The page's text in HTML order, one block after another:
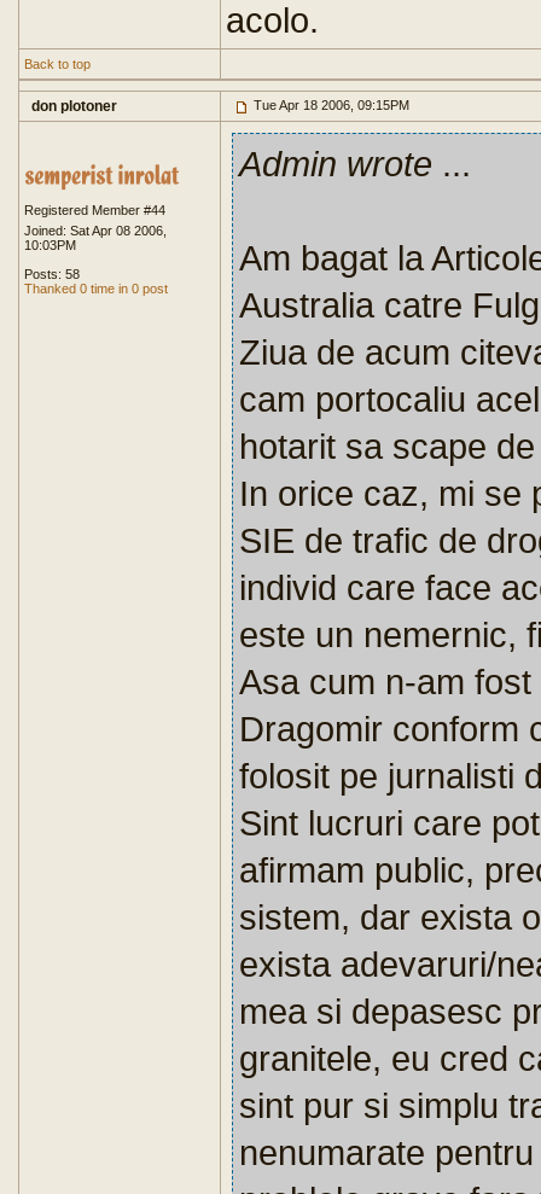
acolo.
Back to top
don plotoner Tue Apr 18 2006, 09:15PM
Registered Member #44
Joined: Sat Apr 08 2006,
10:03PM
Posts: 58
Thanked 0 time in 0 post
Admin wrote ...
Am bagat la
Australia catre
Ziua de acum
cam portocaliu
hotarit sa scape
In orice caz, mi se
SIE de trafic de
individ care face
este un nemernic,
Asa cum n-am
Dragomir conform
folosit pe jurnalisti
Sint lucruri care
afirmam public,
sistem, dar exista
exista adevaruri/
mea si depasesc
granitele, eu cred
sint pur si simplu
nenumarate